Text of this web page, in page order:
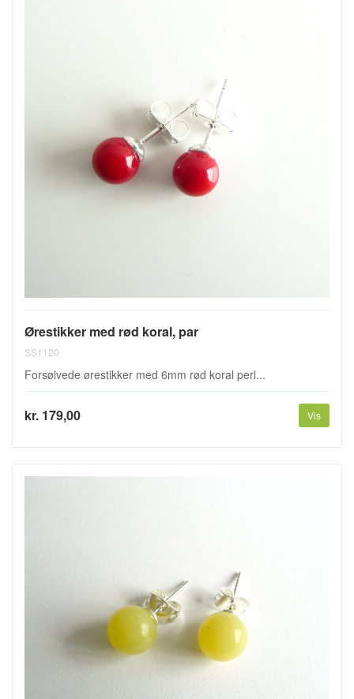
Ørestikker med rød koral, par
SS1120
Forsølvede ørestikker med 6mm rød koral perl...
kr. 179,00 Vis